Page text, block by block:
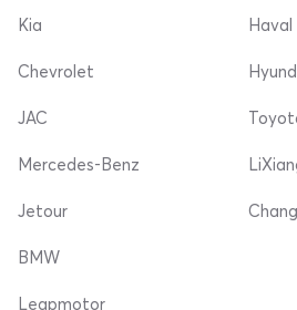
Kia
Chevrolet
Haval
JAC
Mercedes-Benz
Jetour
BMW
Leapmotor